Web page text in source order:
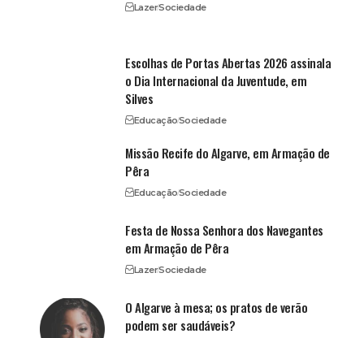
LazerSociedade
Escolhas de Portas Abertas 2026 assinala
o Dia Internacional da Juventude, em
Silves
EducaçãoSociedade
Missão Recife do Algarve, em Armação de
Pêra
EducaçãoSociedade
Festa de Nossa Senhora dos Navegantes
em Armação de Pêra
LazerSociedade
O Algarve à mesa; os pratos de verão
podem ser saudáveis?